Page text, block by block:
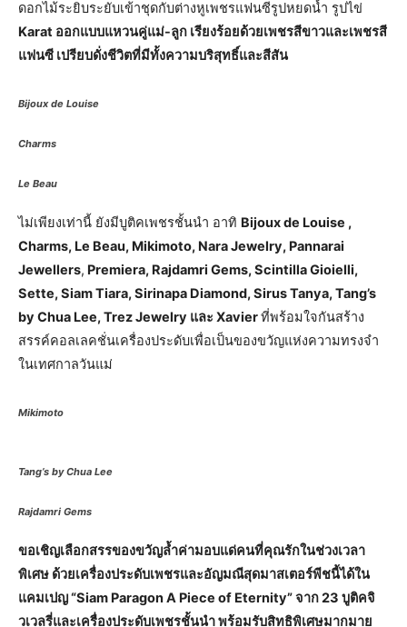
ดอกไม้ระยิบระยับเข้าชุดกับต่างหูเพชรแฟนซีรูปหยดน้ำ รูปไข่
Karat ออกแบบแหวนคู่แม่-ลูก เรียงร้อยด้วยเพชรสีขาวและเพชรสี
แฟนซี เปรียบดั่งชีวิตที่มีทั้งความบริสุทธิ์และสีสัน
Bijoux de Louise
Charms
Le Beau
ไม่เพียงเท่านี้ ยังมีบูติคเพชรชั้นนำ อาทิ Bijoux de Louise ,
Charms, Le Beau, Mikimoto, Nara Jewelry, Pannarai
Jewellers, Premiera, Rajdamri Gems, Scintilla Gioielli,
Sette, Siam Tiara, Sirinapa Diamond, Sirus Tanya, Tang’s
by Chua Lee, Trez Jewelry และ Xavierที่พร้อมใจกันสร้าง
สรรค์คอลเลคชั่นเครื่องประดับเพื่อเป็นของขวัญแห่งความทรงจำ
ในเทศกาลวันแม่
Mikimoto
Tang’s by Chua Lee
Rajdamri Gems
ขอเชิญเลือกสรรของขวัญล้ำค่ามอบแด่คนที่คุณรักในช่วงเวลา
พิเศษ ด้วยเครื่องประดับเพชรและอัญมณีสุดมาสเตอร์พีชนี้ได้ใน
แคมเปญ “Siam Paragon A Piece of Eternity” จาก 23 บูติคจิ
วเวลรี่และเครื่องประดับเพชรชั้นนำ พร้อมรับสิทธิพิเศษมากมาย